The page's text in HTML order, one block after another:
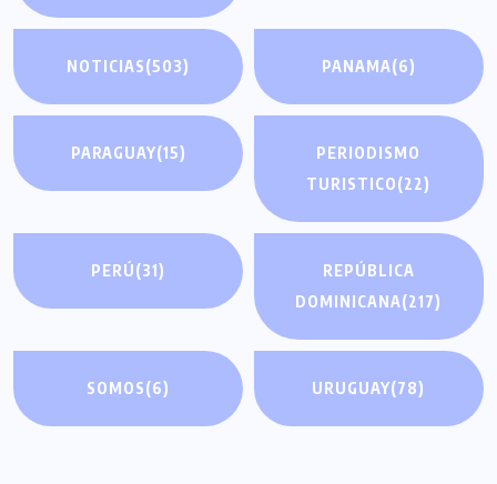
NOTICIAS(503) PANAMA(6)
PARAGUAY(15)
PERIODISMO
TURISTICO(22)
PERÚ(31)
REPÚBLICA
DOMINICANA(217)
SOMOS(6) URUGUAY(78)